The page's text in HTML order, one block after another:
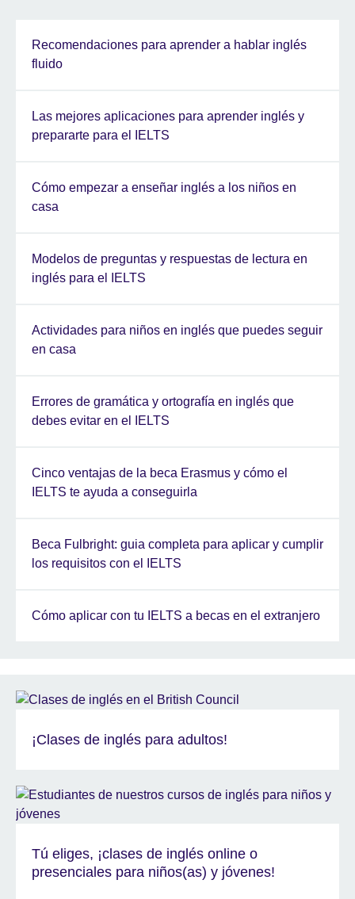
Recomendaciones para aprender a hablar inglés
fluido
Las mejores aplicaciones para aprender inglés y
prepararte para el IELTS
Cómo empezar a enseñar inglés a los niños en
casa
Modelos de preguntas y respuestas de lectura en
inglés para el IELTS
Actividades para niños en inglés que puedes seguir
en casa
Errores de gramática y ortografía en inglés que
debes evitar en el IELTS
Cinco ventajas de la beca Erasmus y cómo el
IELTS te ayuda a conseguirla
Beca Fulbright: guia completa para aplicar y cumplir
los requisitos con el IELTS
Cómo aplicar con tu IELTS a becas en el extranjero
¡Clases de inglés para adultos!
Tú eliges, ¡clases de inglés online o
presenciales para niños(as) y jóvenes!